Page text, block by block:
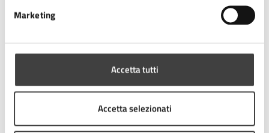
Marketing
Accetta tutti
Accetta selezionati
Telefono: